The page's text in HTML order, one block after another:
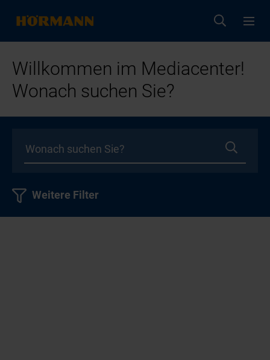
Willkommen im Mediacenter!
Wonach suchen Sie?
Weitere Filter